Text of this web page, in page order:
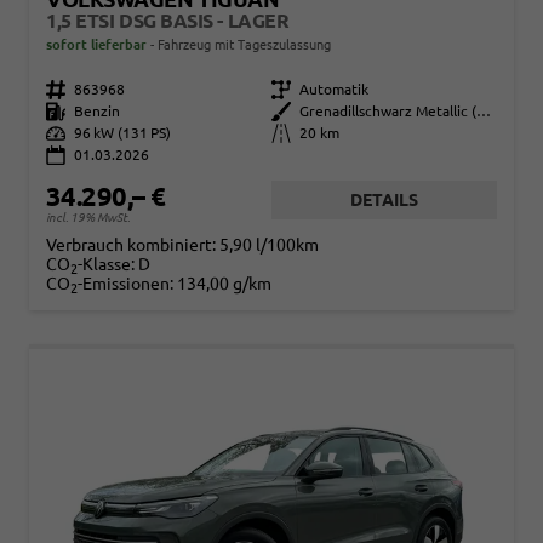
1,5 ETSI DSG BASIS - LAGER
sofort lieferbar Fahrzeug mit Tageszulassung
Fahrzeugnr. 863968 Getriebe Automatik
Kraftstoff
Benzin Außenfarbe
Grenadillschwarz Metallic (0E)
Leistung 96 kW (131 PS) Kilometerstand
20 km
01.03.2026
34.290,– €
incl. 19% MwSt.
DETAILS
Verbrauch kombiniert: 5,90 l/100km
CO2-Klasse: D
CO2-Emissionen: 134,00 g/km